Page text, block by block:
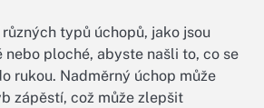
typů úchopů, jako jsou
ploché, abyste našli to, co se
rukou. Nadměrný úchop může
zápěstí, což může zlepšit